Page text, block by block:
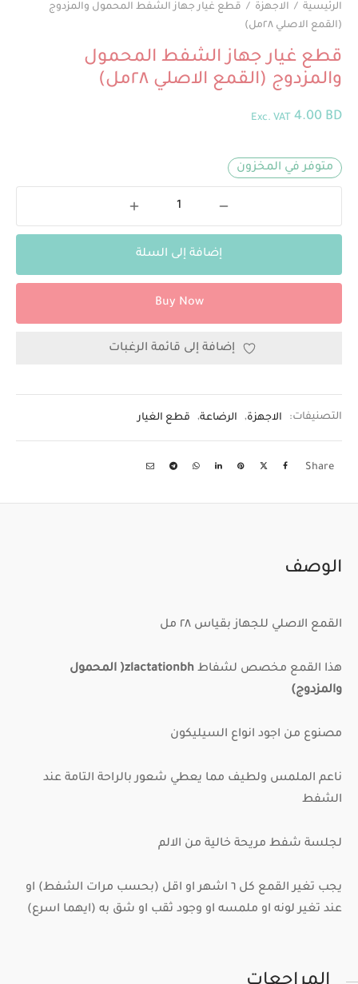
الرئيسية / الاجهزة / قطع غيار جهاز الشفط المحمول والمزدوج
(القمع الاصلي ٢٨مل)
قطع غيار جهاز الشفط المحمول
والمزدوج (القمع الاصلي ٢٨مل)
4.00 BD
Exc. VAT
متوفر في المخزون
إضافة إلى السلة
Buy Now
إضافة إلى قائمة الرغبات
التصنيفات: الاجهزة, الرضاعة, قطع الغيار
Share
الوصف
القمع الاصلي للجهاز بقياس ٢٨ مل
هذا القمع مخصص لشفاط zlactationbh( المحمول
والمزدوج)
مصنوع من اجود انواع السيليكون
ناعم الملمس ولطيف مما يعطي شعور بالراحة التامة عند
الشفط
لجلسة شفط مريحة خالية من الالم
يجب تغير القمع كل ٦ اشهر او اقل (بحسب مرات الشفط) او
عند تغير لونه او ملمسه او وجود ثقب او شق به (ايهما اسرع)